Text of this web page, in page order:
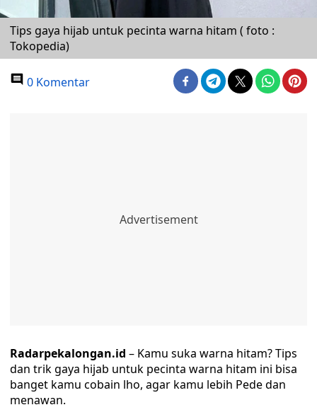
Tips gaya hijab untuk pecinta warna hitam ( foto :
Tokopedia)
0 Komentar
Radarpekalongan.id – Kamu suka warna hitam? Tips
dan trik gaya hijab untuk pecinta warna hitam ini bisa
banget kamu cobain lho, agar kamu lebih Pede dan
menawan.